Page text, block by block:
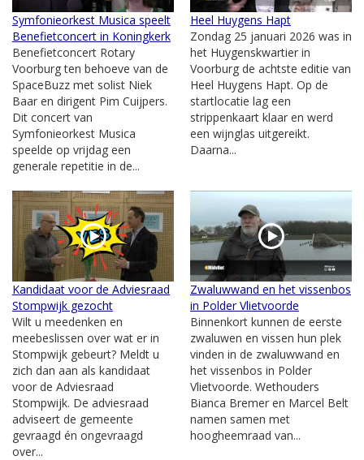
Symfonieorkest Musica speelt
Benefietconcert in Koningkerk
Benefietconcert Rotary
Voorburg ten behoeve van de
SpaceBuzz met solist Niek
Baar en dirigent Pim Cuijpers.
Dit concert van
Symfonieorkest Musica
speelde op vrijdag een
generale repetitie in de...
Heel Huygens Hapt
Zondag 25 januari 2026 was in
het Huygenskwartier in
Voorburg de achtste editie van
Heel Huygens Hapt. Op de
startlocatie lag een
strippenkaart klaar en werd
een wijnglas uitgereikt.
Daarna...
Kandidaat voor de Adviesraad
Stompwijk gezocht
Wilt u meedenken en
meebeslissen over wat er in
Stompwijk gebeurt? Meldt u
zich dan aan als kandidaat
voor de Adviesraad
Stompwijk. De adviesraad
adviseert de gemeente
gevraagd én ongevraagd
over...
Zwaluwwand en het vissenbos
in Polder Vlietvoorde
Binnenkort kunnen de eerste
zwaluwen en vissen hun plek
vinden in de zwaluwwand en
het vissenbos in Polder
Vlietvoorde. Wethouders
Bianca Bremer en Marcel Belt
namen samen met
hoogheemraad van...